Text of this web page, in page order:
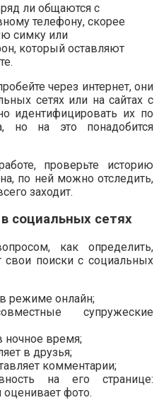
ли общаются с
телефону, скорее
симку или
который оставляют
через интернет, они
сетях или на сайтах с
идентифицировать их по
но на это понадобится
проверьте историю
по ней можно отследить,
заходит.
социальных сетях
как определить,
поиски с социальных
в режиме онлайн;
супружеские
ночное время;
в друзья;
комментарии;
на его странице:
оценивает фото.